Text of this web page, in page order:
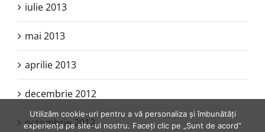
iulie 2013
mai 2013
aprilie 2013
decembrie 2012
octombrie 2012
Utilizăm cookie-uri pentru a vă personaliza și îmbunătăți
experiența pe site-ul nostru. Faceți clic pe „Sunt de acord”